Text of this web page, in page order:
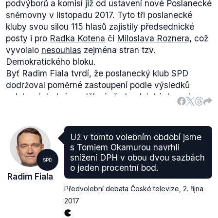
zavádějící.
podvýborů a komisí již od ustavení nové Poslanecké
sněmovny v listopadu 2017. Tyto tři poslanecké
kluby svou silou 115 hlasů zajistily předsednické
posty i pro Radka Kotena či Miloslava Roznera, což
vyvolalo nesouhlas zejména stran tzv.
Demokratického bloku.
Byť Radim Fiala tvrdí, že poslanecký klub SPD
dodržoval poměrné zastoupení podle výsledků
voleb, výsledné rozdělení předsednických pozic
a 14 komisí - celkově tedy 89 předsedů. Aby byl
dodržen princip poměrnosti, měl by každý
poslanecký klub mít 0,45 předsednických postů na
jednoho poslance. Z tabulky lze vidět, že některé
strany (SPD, ČSSD) jsou disproporčně málo
zastoupeny a naopak například KSČM má více
předsednických postů, než by jí podle volebního
výsledku mělo náležet. KSČM má stejný počet
SPD
Radim Fiala
Už v tomto volebním období jsme
s Tomiem Okamurou navrhli
snížení DPH v obou dvou sazbách
o jeden procentní bod.
Předvolební debata České televize 2. října
2017